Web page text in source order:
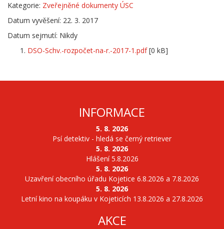
Kategorie: Zveřejněné dokumenty ÚSC
Datum vyvěšení: 22. 3. 2017
Datum sejmutí: Nikdy
DSO-Schv.-rozpočet-na-r.-2017-1.pdf[0 kB]
INFORMACE
5. 8. 2026
Psí detektiv - hledá se černý retriever
5. 8. 2026
Hlášení 5.8.2026
5. 8. 2026
Uzavření obecního úřadu Kojetice 6.8.2026 a 7.8.2026
5. 8. 2026
Letní kino na koupáku v Kojeticích 13.8.2026 a 27.8.2026
AKCE